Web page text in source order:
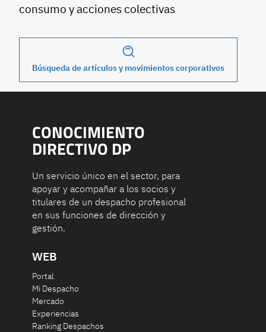
consumo y acciones colectivas
Búsqueda de artículos y movimientos corporativos
CONOCIMIENTO
DIRECTIVO DP
Un servicio único en el sector, para
apoyar y acompañar a los socios y
titulares de un despacho profesional
en sus funciones de dirección y
gestión.
WEB
Portal
Mi Despacho
Mercado
Experiencias
Ranking Despachos